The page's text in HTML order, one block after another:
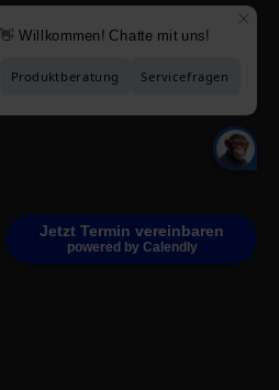
Jetzt Termin vereinbaren
powered by Calendly